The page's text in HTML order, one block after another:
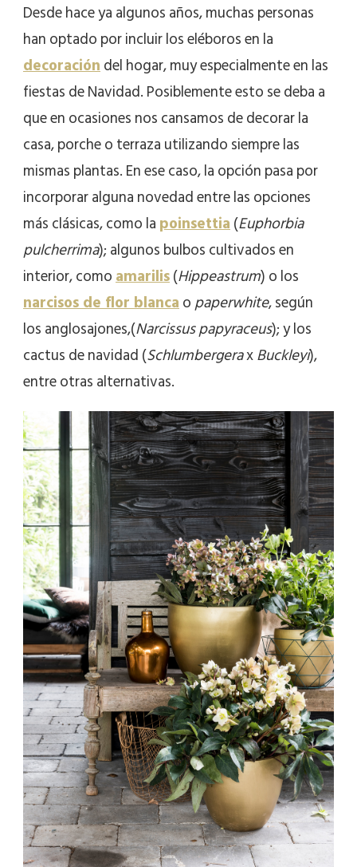
Desde hace ya algunos años, muchas personas
han optado por incluir los eléboros en la
decoracióndel hogar, muy especialmente en las
fiestas de Navidad. Posiblemente esto se deba a
que en ocasiones nos cansamos de decorar la
casa, porche o terraza utilizando siempre las
mismas plantas. En ese caso, la opción pasa por
incorporar alguna novedad entre las opciones
más clásicas, como lapoinsettia(Euphorbia
pulcherrima); algunos bulbos cultivados en
interior, comoamarilis(Hippeastrum) o los
narcisos de flor blancaopaperwhite, según
los anglosajones,(Narcissus papyraceus); y los
cactus de navidad (SchlumbergeraxBuckleyi),
entre otras alternativas.